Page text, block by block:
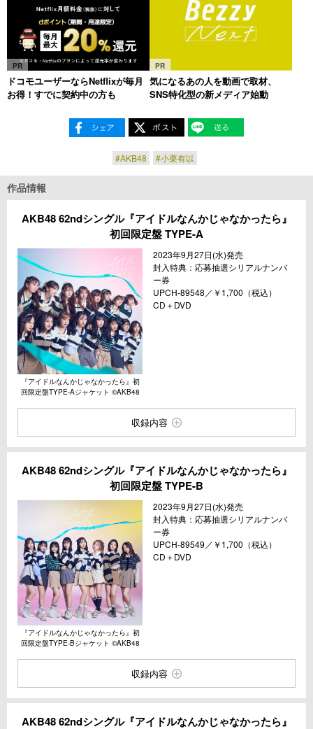
PR
ドコモユーザーならNetflixが毎月
お得！すでに契約中の方も
PR
気になるあの人を動画で取材、
SNS特化型の新メディア始動
#AKB48 #小栗有以
作品情報
AKB48 62ndシングル『アイドルなんかじゃなかったら』
初回限定盤 TYPE-A
『アイドルなんかじゃなかったら』初
回限定盤TYPE-Aジャケット ©︎AKB48
2023年9⽉27⽇(⽔)発売
封⼊特典：応募抽選シリアルナンバ
ー券
UPCH-89548／￥1,700（税込）
CD＋DVD
収録内容
AKB48 62ndシングル『アイドルなんかじゃなかったら』
初回限定盤 TYPE-B
『アイドルなんかじゃなかったら』初
回限定盤TYPE-Bジャケット ©︎AKB48
2023年9⽉27⽇(⽔)発売
封⼊特典：応募抽選シリアルナンバ
ー券
UPCH-89549／￥1,700（税込）
CD＋DVD
収録内容
AKB48 62ndシングル『アイドルなんかじゃなかったら』